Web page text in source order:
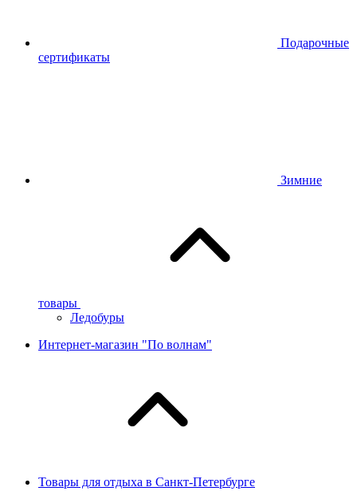
Подарочные
сертификаты
Зимние
товары
Ледобуры
Интернет-магазин "По волнам"
Товары для отдыха в Санкт-Петербурге